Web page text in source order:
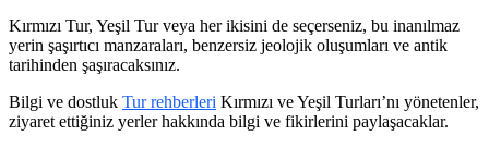
Kırmızı Tur, Yeşil Tur veya her ikisini de seçerseniz, bu inanılmaz
yerin şaşırtıcı manzaraları, benzersiz jeolojik oluşumları ve antik
tarihinden şaşıracaksınız.
Bilgi ve dostluk Tur rehberleri Kırmızı ve Yeşil Turları’nı yönetenler,
ziyaret ettiğiniz yerler hakkında bilgi ve fikirlerini paylaşacaklar.